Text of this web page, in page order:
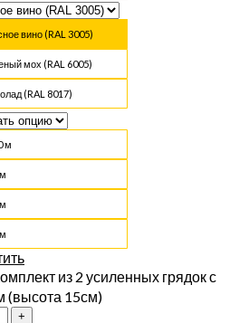
вино (RAL 3005)
мох (RAL 6005)
(RAL 8017)
м
из 2 усиленных грядок с
(высота 15см)